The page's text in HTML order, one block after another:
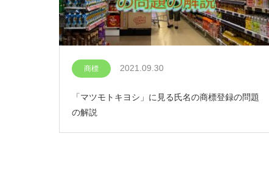
商標 2021.09.30
「マツモトキヨシ」に見る氏名の商標登録の問題
の解説